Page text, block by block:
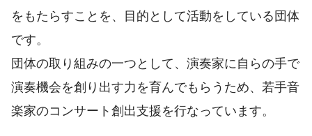
をもたらすことを、目的として活動をしている団体
です。
団体の取り組みの一つとして、演奏家に自らの手で
演奏機会を創り出す力を育んでもらうため、若手音
楽家のコンサート創出支援を行なっています。